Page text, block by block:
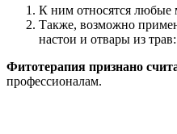
К ним относятся любые
Также, возможно
настои и отвары из
Фитотерапия признано
профессионалам.